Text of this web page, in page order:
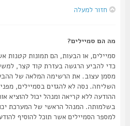
חזור למעלה
מה הם סמיילים?
סמיילים, או הבעות, הם תמונות קטנות אשר
כדי להביע הרגשה בעזרת קוד קצר, למשל :)
מסמן עצוב. את הרשימה המלאה של ההבעות
השליחה. נסה לא להגזים בסמיילים, מפני
ההודעה ללא קריאה ומנהל יכול להוציא אותם
בשלמותה. המנהל הראשי של המערכת יכול
למספר הסמיילים אשר תוכל להוסיף להודעות.